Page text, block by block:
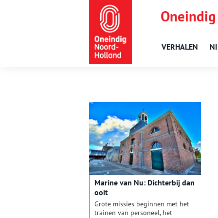
VERHALEN
Marine van Nu: Dichterbij dan
ooit
Grote missies beginnen met het
trainen van personeel, het